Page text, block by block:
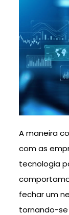
A maneira
com as
tecnologia
fechar um
tornando-